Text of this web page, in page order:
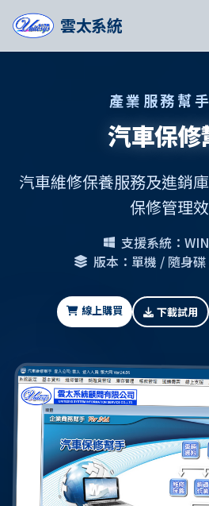
雲太系統
產業服務幫
汽車保修
汽車維修保養服務及進銷
保修管理
支援系統：
版本：單機 / 隨身
線上購買 下載試用